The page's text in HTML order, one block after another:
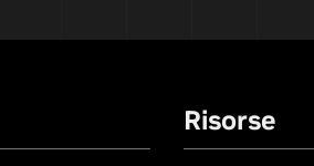
Risorse